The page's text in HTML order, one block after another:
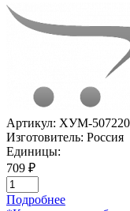
Артикул: ХУМ-
Изготовитель: Россия
Единицы:
709 ₽
Подробнее